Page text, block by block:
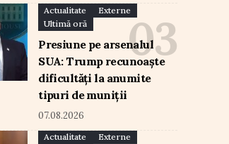
Actualitate
Externe
Ultimă oră
Presiune pe arsenalul
SUA: Trump recunoaște
dificultăți la anumite
tipuri de muniții
07.08.2026
Actualitate
Externe